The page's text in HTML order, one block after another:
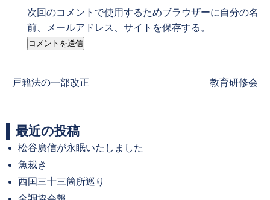
次回のコメントで使用するためブラウザーに自分の名
前、メールアドレス、サイトを保存する。
Previous
戸籍法の一部改正
Next
教育研修会
最近の投稿
松谷廣信が永眠いたしました
魚裁き
西国三十三箇所巡り